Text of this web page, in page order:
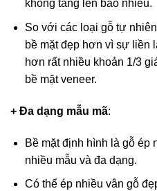
không tăng lên bao nhiêu.
So với các loại gỗ tự
bề mặt đẹp hơn vì sự liền
hơn rất nhiều khoản 1/3
bề mặt veneer.
+ Đa dạng mẫu mã:
Bề mặt định hình là gỗ ép
nhiều mẫu và đa dạng.
Có thể ép nhiều vân gỗ